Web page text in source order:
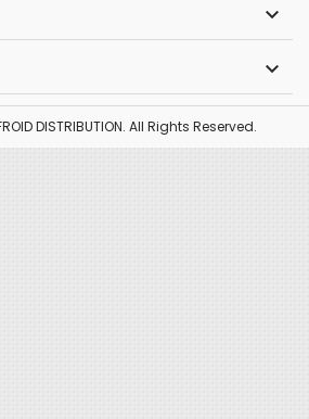


DISTRIBUTION. All Rights Reserved.